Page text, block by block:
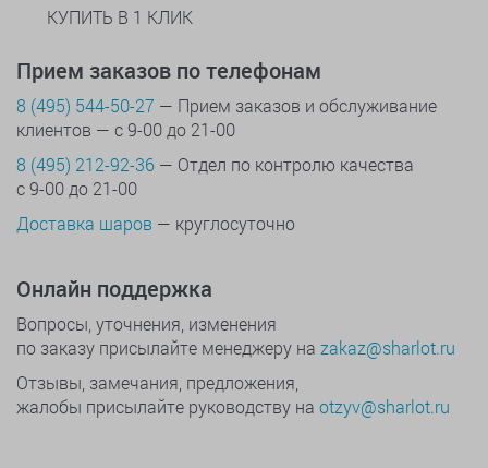
КУПИТЬ В 1 КЛИК
Прием заказов по телефонам
8 (495) 544-50-27 — Прием заказов и обслуживание
клиентов — с 9-00 до 21-00
8 (495) 212-92-36 — Отдел по контролю качества
с 9-00 до 21-00
Доставка шаров — круглосуточно
Онлайн поддержка
Вопросы, уточнения, изменения
по заказу присылайте менеджеру на zakaz@sharlot.ru
Отзывы, замечания, предложения,
жалобы присылайте руководству на otzyv@sharlot.ru